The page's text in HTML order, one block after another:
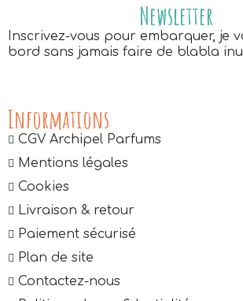
Newsletter
Inscrivez-vous pour embarquer, je
bord sans jamais faire de blabla
Informations
CGV Archipel Parfums
Mentions légales
Cookies
Livraison & retour
Paiement sécurisé
Plan de site
Contactez-nous